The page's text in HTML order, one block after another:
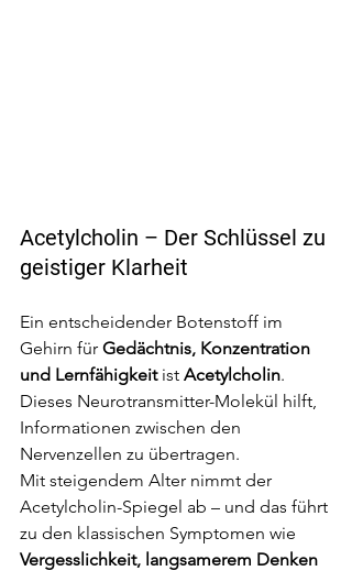
Acetylcholin – Der Schlüssel zu
geistiger Klarheit
Ein entscheidender Botenstoff im
Gehirn für Gedächtnis, Konzentration
und Lernfähigkeit ist Acetylcholin.
Dieses Neurotransmitter-Molekül hilft,
Informationen zwischen den
Nervenzellen zu übertragen.
Mit steigendem Alter nimmt der
Acetylcholin-Spiegel ab – und das führt
zu den klassischen Symptomen wie
Vergesslichkeit, langsamerem Denken